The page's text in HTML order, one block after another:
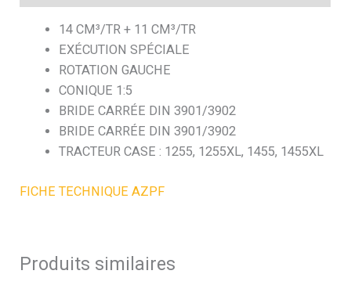
14 CM³/TR + 11 CM³/TR
EXÉCUTION SPÉCIALE
ROTATION GAUCHE
CONIQUE 1:5
BRIDE CARRÉE DIN 3901/3902
BRIDE CARRÉE DIN 3901/3902
TRACTEUR CASE : 1255, 1255XL, 1455, 1455XL
FICHE TECHNIQUE AZPF
Produits similaires